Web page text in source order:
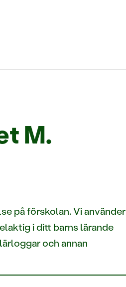
M.
på förskolan. Vi använder
i ditt barns lärande
och annan